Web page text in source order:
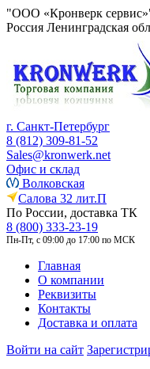
"ООО «Кронверк
Россия Ленинградская
г. Санкт-Петербург
8 (812) 309-81-52
Sales@kronwerk.net
Офис и склад
Волковская
Салова 32 лит.П
По России, доставка ТК
8 (800) 333-23-19
Пн-Пт, с 09:00 до 17:00 по МСК
Главная
О компании
Реквизиты
Контакты
Доставка и оплата
Войти на сайт